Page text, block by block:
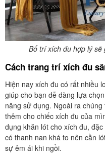
Bố trí xích đu hợp lý
Cách trang trí xích đu
Hiện nay xích đu có rất nhiều
giúp cho bạn dễ dàng lựa
năng sử dụng. Ngoài ra
thêm cho chiếc xích đu của
dụng khăn lót cho xích đu,
có thanh nan khá to nên cần
sự êm ái khi ngồi.